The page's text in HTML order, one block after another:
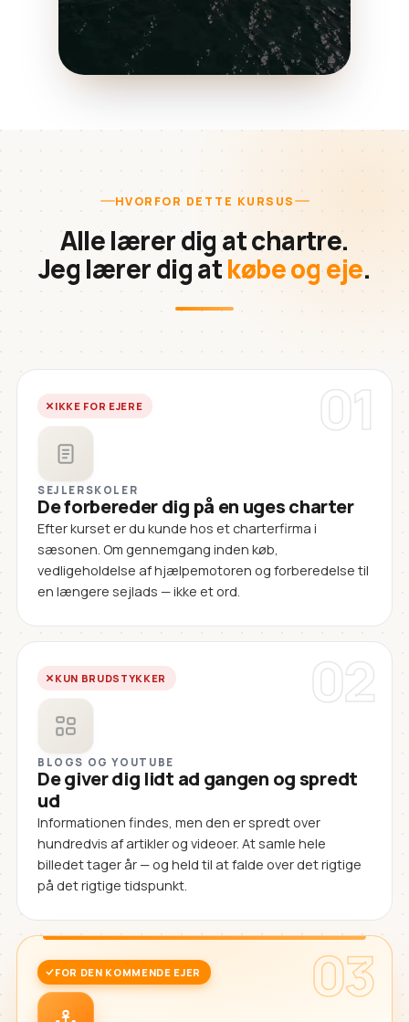
HVORFOR DETTE KURSUS
Alle lærer dig at chartre.
Jeg lærer dig atkøbe og eje.
01
IKKE FOR EJERE
SEJLERSKOLER
De forbereder dig på en uges charter
Efter kurset er du kunde hos et charterfirma i
sæsonen. Om gennemgang inden køb,
vedligeholdelse af hjælpemotoren og forberedelse til
en længere sejlads — ikke et ord.
02
KUN BRUDSTYKKER
BLOGS OG YOUTUBE
De giver dig lidt ad gangen og spredt
ud
Informationen findes, men den er spredt over
hundredvis af artikler og videoer. At samle hele
billedet tager år — og held til at falde over det rigtige
på det rigtige tidspunkt.
03
FOR DEN KOMMENDE EJER